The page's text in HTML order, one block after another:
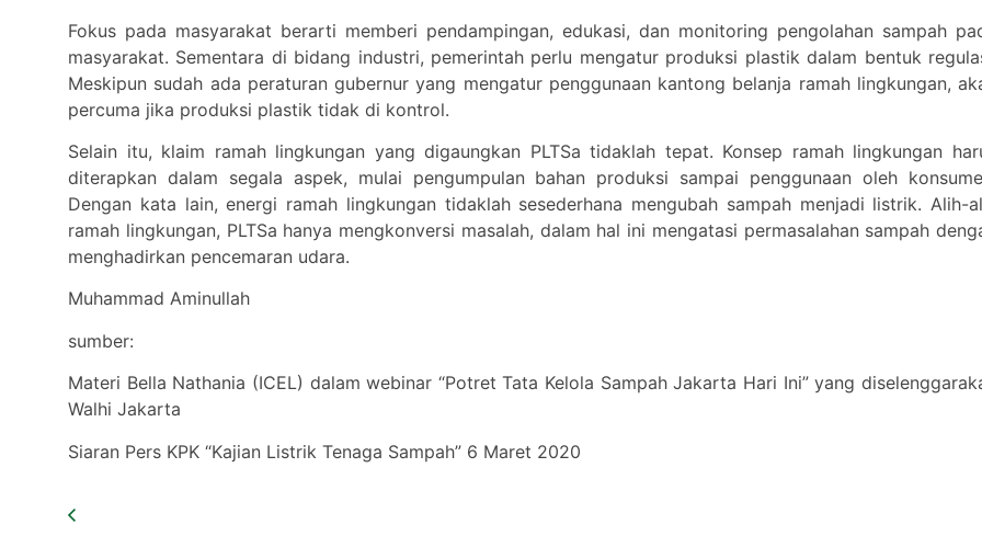
Fokus pada masyarakat berarti memberi pendampingan, edukasi, dan monitoring pengolahan sampah
masyarakat. Sementara di bidang industri, pemerintah perlu mengatur produksi plastik dalam bentuk
Meskipun sudah ada peraturan gubernur yang mengatur penggunaan kantong belanja ramah lingkungan,
percuma jika produksi plastik tidak di kontrol.
Selain itu, klaim ramah lingkungan yang digaungkan PLTSa tidaklah tepat. Konsep ramah lingkungan
diterapkan dalam segala aspek, mulai pengumpulan bahan produksi sampai penggunaan oleh
Dengan kata lain, energi ramah lingkungan tidaklah sesederhana mengubah sampah menjadi listrik. Alih-
ramah lingkungan, PLTSa hanya mengkonversi masalah, dalam hal ini mengatasi permasalahan sampah
menghadirkan pencemaran udara.
Muhammad Aminullah
sumber:
Materi Bella Nathania (ICEL) dalam webinar “Potret Tata Kelola Sampah Jakarta Hari Ini” yang
Walhi Jakarta
Siaran Pers KPK “Kajian Listrik Tenaga Sampah” 6 Maret 2020